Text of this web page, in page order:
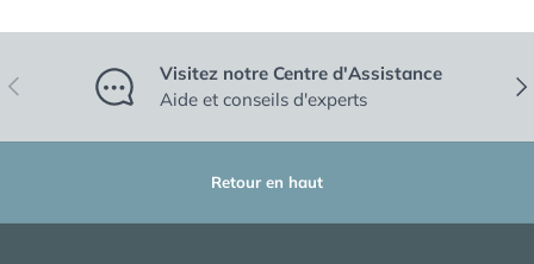
Précédent
Visitez notre Centre d'Assistance
Aide et conseils d'experts
Retour en haut